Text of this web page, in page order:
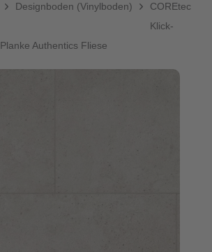
Designboden (Vinylboden)
COREtec
Klick-
Planke Authentics Fliese